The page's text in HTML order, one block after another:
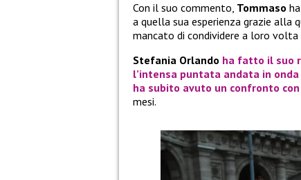
Con il suo commento, Tommaso
a quella sua esperienza grazie alla
mancato di condividere a loro
Stefania Orlando ha fatto il suo
l’intensa puntata andata in
ha subito avuto un confronto con
mesi.